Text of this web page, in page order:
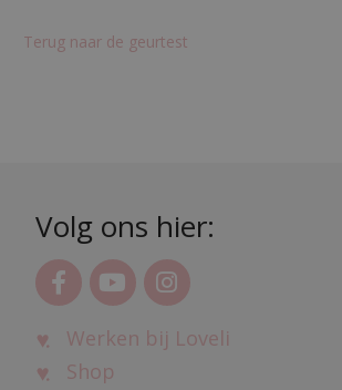
Terug naar de geurtest
Volg ons hier:
Werken bij Loveli
Shop